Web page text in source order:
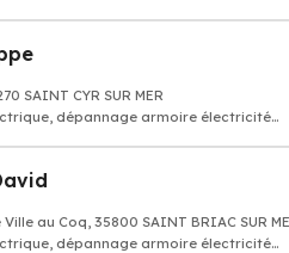
SAINT CYR SUR MER
dépannage armoire électricité
au Coq, 35800 SAINT BRIAC SUR
dépannage armoire électricité